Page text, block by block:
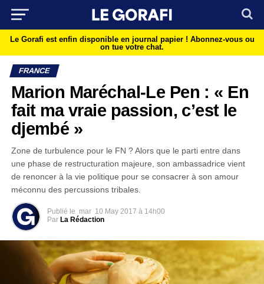
Le Gorafi est enfin disponible en journal papier ! Abonnez-vous ou
on tue votre chat.
FRANCE
Marion Maréchal-Le Pen : « En
fait ma vraie passion, c’est le
djembé »
Zone de turbulence pour le FN ? Alors que le parti entre dans
une phase de restructuration majeure, son ambassadrice vient
de renoncer à la vie politique pour se consacrer à son amour
méconnu des percussions tribales.
Publié le mar 10 May 2017 à 14h00
Par La Rédaction